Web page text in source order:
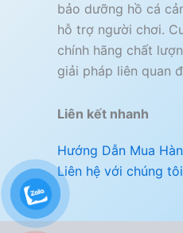
bảo dưỡng hồ cá
hỗ trợ người chơi.
chính hãng chất
giải pháp liên quan
Liên kết nhanh
Hướng Dẫn Mua
Liên hệ với chúng tôi